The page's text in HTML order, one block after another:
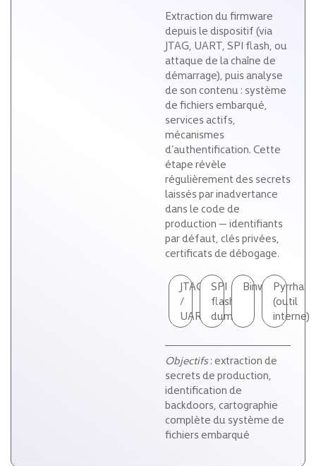
Extraction du firmware
depuis le dispositif (via
JTAG, UART, SPI flash, ou
attaque de la chaîne de
démarrage), puis analyse
de son contenu : système
de fichiers embarqué,
services actifs,
mécanismes
d’authentification. Cette
étape révèle
régulièrement des secrets
laissés par inadvertance
dans le code de
production — identifiants
par défaut, clés privées,
certificats de débogage.
JTAG
/
UART
SPI
flash
dump
BinwalkPyrrha
(outil
interne)
Objectifs: extraction de
secrets de production,
identification de
backdoors, cartographie
complète du système de
fichiers embarqué